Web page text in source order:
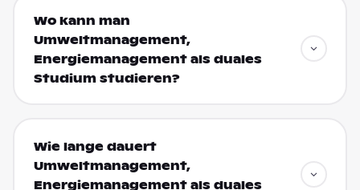
Wo kann man
Umweltmanagement,
Energiemanagement als duales
Studium studieren?
Wie lange dauert
Umweltmanagement,
Energiemanagement als duales